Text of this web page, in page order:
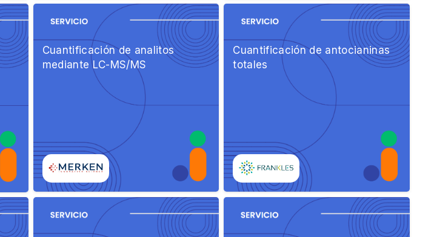
Cuantificación de analitos
mediante LC-MS/MS
Cuantificación de antocianinas
totales